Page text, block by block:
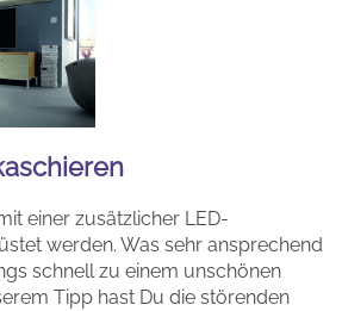
einer zusätzlicher LED-
werden. Was sehr ansprechend
schnell zu einem unschönen
Tipp hast Du die störenden